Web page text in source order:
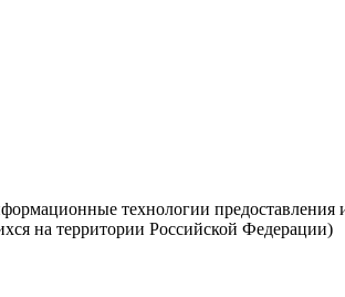
технологии предоставления
на территории Российской Федерации)